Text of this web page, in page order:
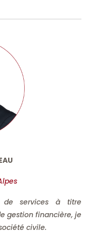
de services à titre
gestion financière, je
civile.